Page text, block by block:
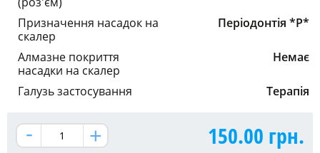
Призначення насадок на
скалер
Періодонтія *P*
Алмазне покриття
насадки на скалер
Немає
Галузь застосування Терапія
150.00 грн.